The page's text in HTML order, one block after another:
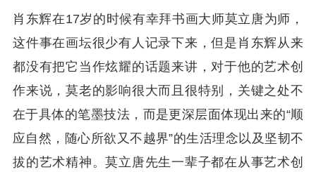
肖东辉在17岁的时候有幸拜书画大师莫立唐为师，
这件事在画坛很少有人记录下来，但是肖东辉从来
都没有把它当作炫耀的话题来讲，对于他的艺术创
作来说，莫老的影响很大而且很特别，关键之处不
在于具体的笔墨技法，而是更深层面体现出来的“顺
应自然，随心所欲又不越界”的生活理念以及坚韧不
拔的艺术精神。莫立唐先生一辈子都在从事艺术创